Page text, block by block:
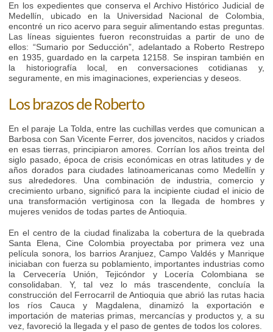
En los expedientes que conserva el Archivo Histórico Judicial de
Medellín, ubicado en la Universidad Nacional de Colombia,
encontré un rico acervo para seguir alimentando estas preguntas.
Las líneas siguientes fueron reconstruidas a partir de uno de
ellos: “Sumario por Seducción”, adelantado a Roberto Restrepo
en 1935, guardado en la carpeta 12158. Se inspiran también en
la historiografía local, en conversaciones cotidianas y,
seguramente, en mis imaginaciones, experiencias y deseos.
Los brazos de Roberto
En el paraje La Tolda, entre las cuchillas verdes que comunican a
Barbosa con San Vicente Ferrer, dos jovencitos, nacidos y criados
en esas tierras, principiaron amores. Corrían los años treinta del
siglo pasado, época de crisis económicas en otras latitudes y de
años dorados para ciudades latinoamericanas como Medellín y
sus alrededores. Una combinación de industria, comercio y
crecimiento urbano, significó para la incipiente ciudad el inicio de
una transformación vertiginosa con la llegada de hombres y
mujeres venidos de todas partes de Antioquia.
En el centro de la ciudad finalizaba la cobertura de la quebrada
Santa Elena, Cine Colombia proyectaba por primera vez una
película sonora, los barrios Aranjuez, Campo Valdés y Manrique
iniciaban con fuerza su poblamiento, importantes industrias como
la Cervecería Unión, Tejicóndor y Locería Colombiana se
consolidaban. Y, tal vez lo más trascendente, concluía la
construcción del Ferrocarril de Antioquia que abrió las rutas hacia
los ríos Cauca y Magdalena, dinamizó la exportación e
importación de materias primas, mercancías y productos y, a su
vez, favoreció la llegada y el paso de gentes de todos los colores.